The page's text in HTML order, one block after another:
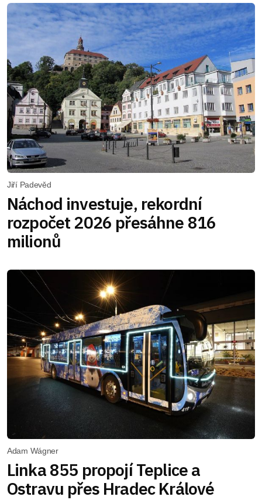
Jiří Padevěd
Náchod investuje, rekordní
rozpočet 2026 přesáhne 816
milionů
Adam Wágner
Linka 855 propojí Teplice a
Ostravu přes Hradec Králové